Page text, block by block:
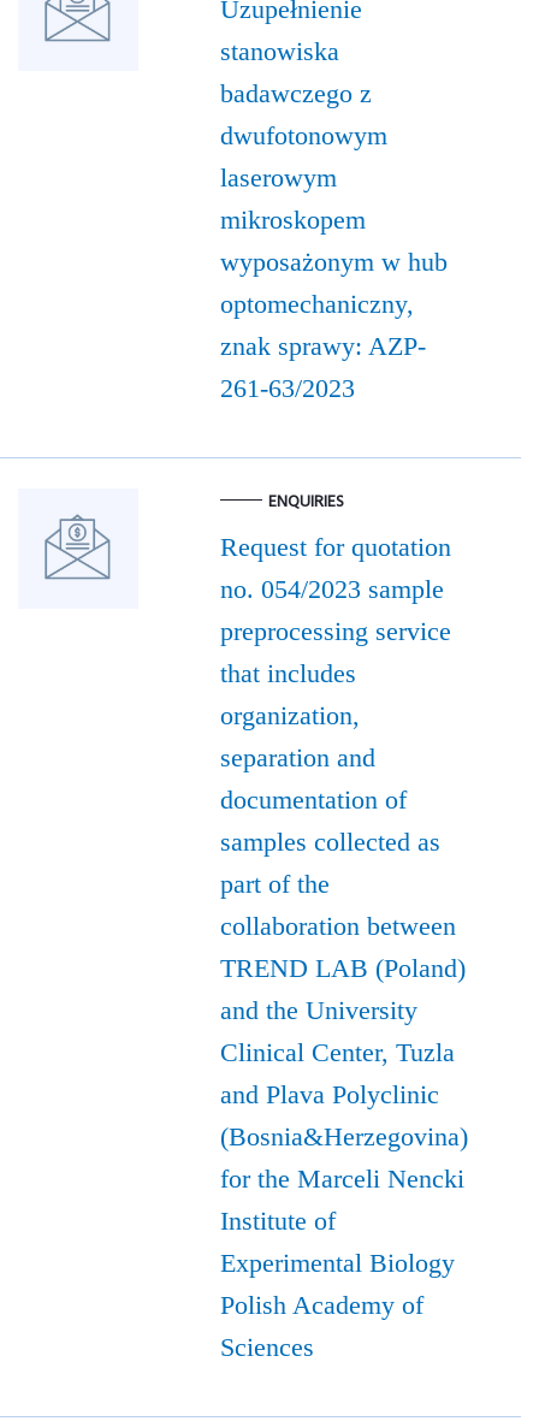
Uzupełnienie
stanowiska
badawczego z
dwufotonowym
laserowym
mikroskopem
wyposażonym w hub
optomechaniczny,
znak sprawy: AZP-
261-63/2023
ENQUIRIES
Request for quotation
no. 054/2023 sample
preprocessing service
that includes
organization,
separation and
documentation of
samples collected as
part of the
collaboration between
TREND LAB (Poland)
and the University
Clinical Center, Tuzla
and Plava Polyclinic
(Bosnia&Herzegovina)
for the Marceli Nencki
Institute of
Experimental Biology
Polish Academy of
Sciences